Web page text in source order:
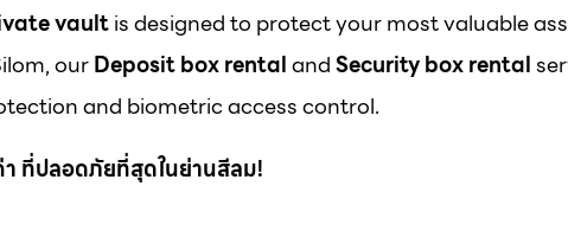
vaultis designed to protect your most valuable
ourDeposit box rentalandSecurity box rental
and biometric access control.
า ที่ปลอดภัยที่สุดในย่านสีลม!